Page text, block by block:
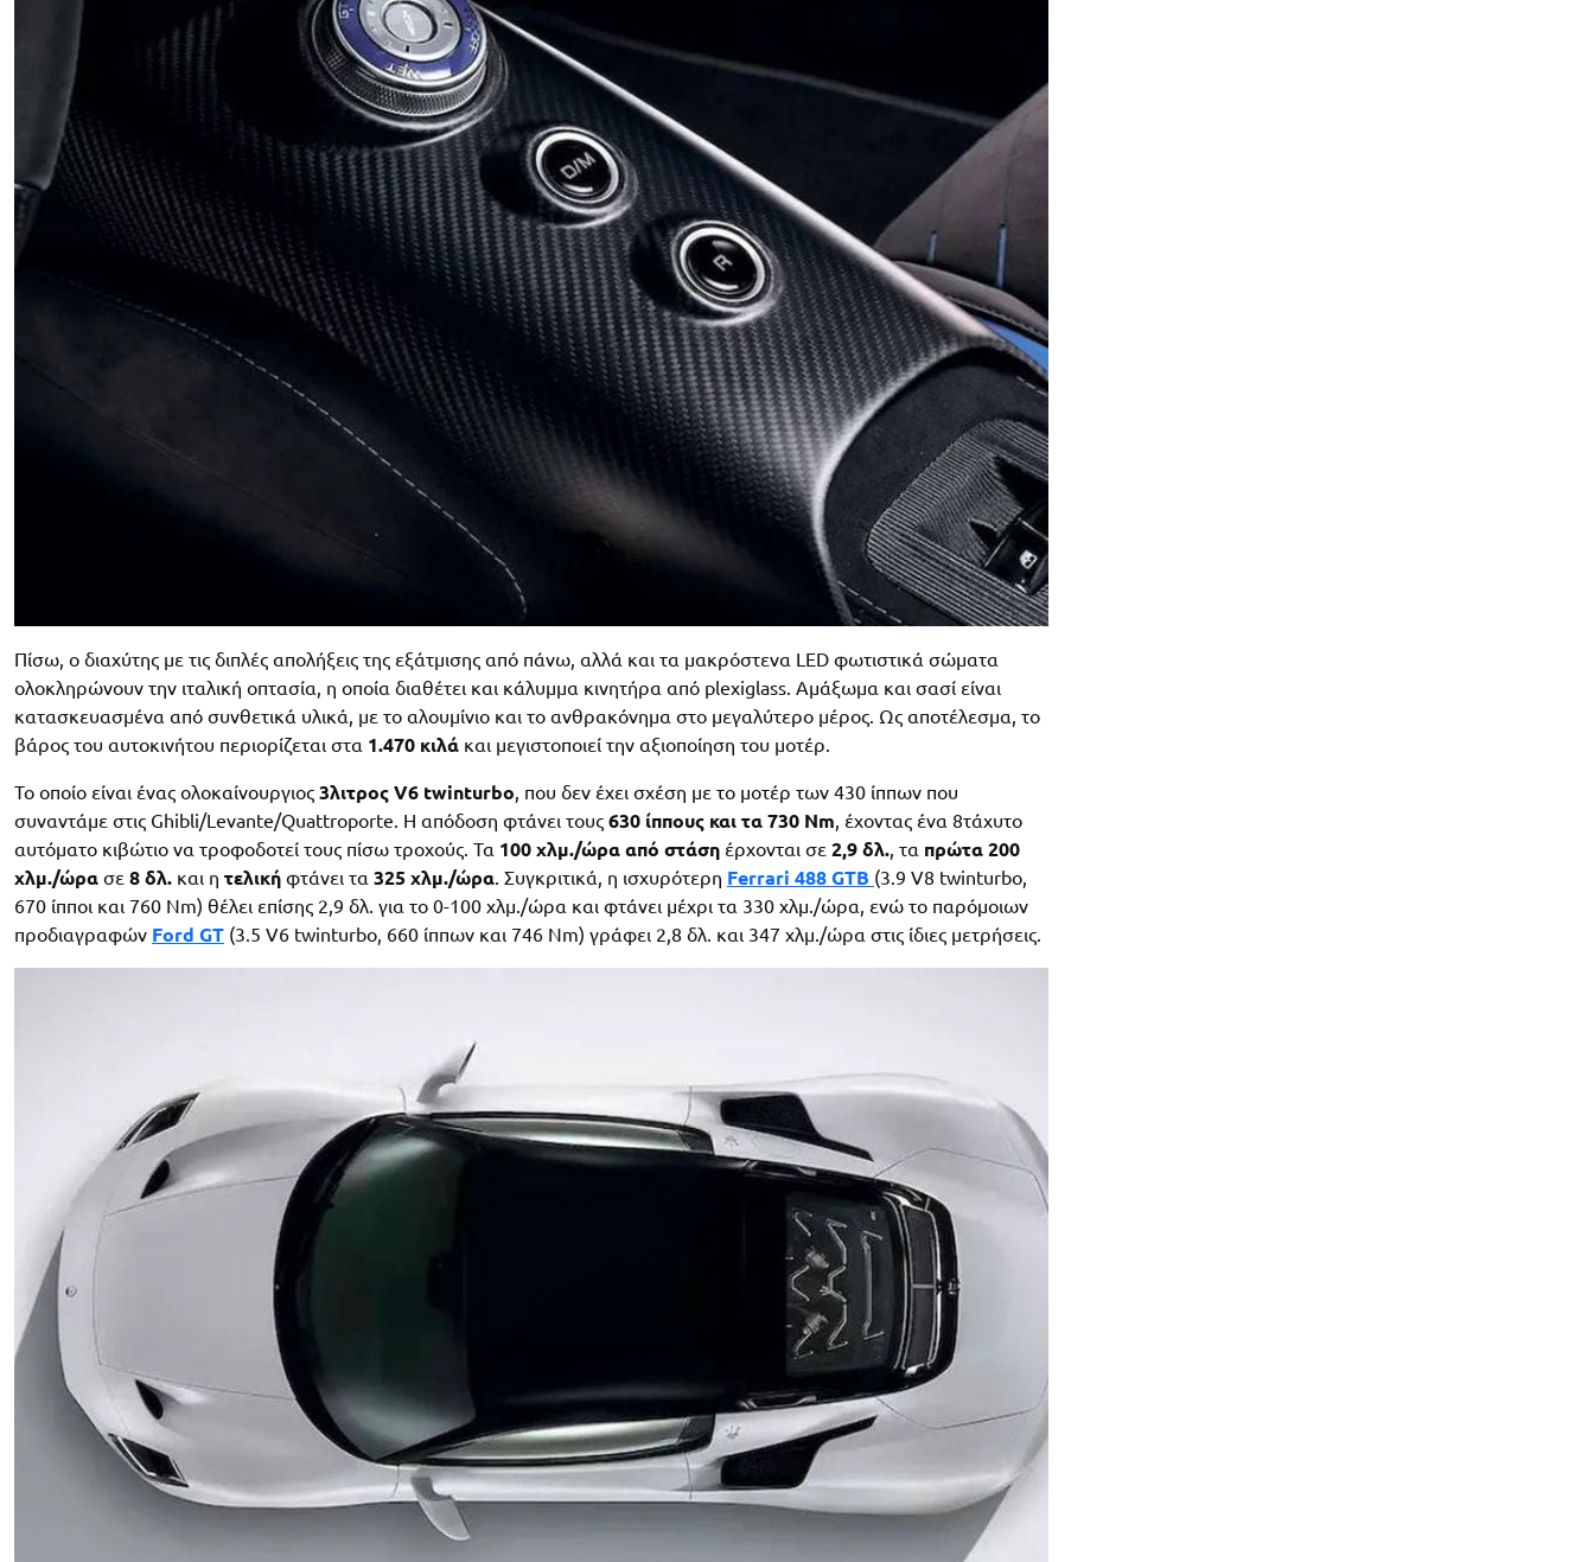
Πίσω, ο διαχύτης με τις διπλές απολήξεις της εξάτμισης από πάνω, αλλά και τα μακρόστενα LED φωτιστικά σώματα
ολοκληρώνουν την ιταλική οπτασία, η οποία διαθέτει και κάλυμμα κινητήρα από plexiglass. Αμάξωμα και σασί είναι
κατασκευασμένα από συνθετικά υλικά, με το αλουμίνιο και το ανθρακόνημα στο μεγαλύτερο μέρος. Ως αποτέλεσμα, το
βάρος του αυτοκινήτου περιορίζεται στα 1.470 κιλά και μεγιστοποιεί την αξιοποίηση του μοτέρ.
Το οποίο είναι ένας ολοκαίνουργιος 3λιτρος V6 twinturbo, που δεν έχει σχέση με το μοτέρ των 430 ίππων που
συναντάμε στις Ghibli/Levante/Quattroporte. Η απόδοση φτάνει τους 630 ίππους και τα 730 Nm, έχοντας ένα 8τάχυτο
αυτόματο κιβώτιο να τροφοδοτεί τους πίσω τροχούς. Τα 100 χλμ./ώρα από στάση έρχονται σε 2,9 δλ., τα πρώτα 200
χλμ./ώρα σε 8 δλ. και η τελική φτάνει τα 325 χλμ./ώρα. Συγκριτικά, η ισχυρότερη Ferrari 488 GTB (3.9 V8 twinturbo,
670 ίπποι και 760 Nm) θέλει επίσης 2,9 δλ. για το 0-100 χλμ./ώρα και φτάνει μέχρι τα 330 χλμ./ώρα, ενώ το παρόμοιων
προδιαγραφών Ford GT (3.5 V6 twinturbo, 660 ίππων και 746 Nm) γράφει 2,8 δλ. και 347 χλμ./ώρα στις ίδιες μετρήσεις.